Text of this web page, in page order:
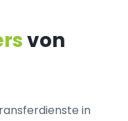
von
in